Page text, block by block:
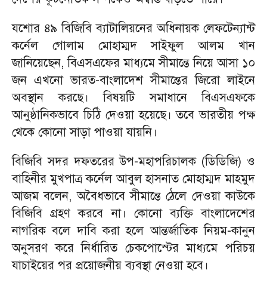
যশোর ৪৯ বিজিবি ব্যাটালিয়নের অধিনায়ক লেফটেন্যান্ট
কর্নেল গোলাম মোহাম্মদ সাইফুল আলম খান
জানিয়েছেন, বিএসএফের মাধ্যমে সীমান্তে নিয়ে আসা ১০
জন এখনো ভারত-বাংলাদেশ সীমান্তের জিরো লাইনে
অবস্থান করছে। বিষয়টি সমাধানে বিএসএফকে
আনুষ্ঠানিকভাবে চিঠি দেওয়া হয়েছে। তবে ভারতীয় পক্ষ
থেকে কোনো সাড়া পাওয়া যায়নি।
বিজিবি সদর দফতরের উপ-মহাপরিচালক (ডিডিজি) ও
বাহিনীর মুখপাত্র কর্নেল আবুল হাসনাত মোহাম্মদ মাহমুদ
আজম বলেন, অবৈধভাবে সীমান্তে ঠেলে দেওয়া কাউকে
বিজিবি গ্রহণ করবে না। কোনো ব্যক্তি বাংলাদেশের
নাগরিক বলে দাবি করা হলে আন্তর্জাতিক নিয়ম-কানুন
অনুসরণ করে নির্ধারিত চেকপোস্টের মাধ্যমে পরিচয়
যাচাইয়ের পর প্রয়োজনীয় ব্যবস্থা নেওয়া হবে।